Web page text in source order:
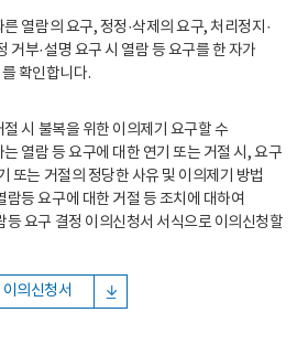
열람의 요구, 정정·삭제의 요구, 처리정지·
거부·설명 요구 시 열람 등 요구를 한 자가
확인합니다.
시 불복을 위한 이의제기 요구할 수
열람 등 요구에 대한 연기 또는 거절 시, 요구
또는 거절의 정당한 사유 및 이의제기 방법
등 요구에 대한 거절 등 조치에 대하여
등 요구 결정 이의신청서 서식으로 이의신청할
의신청서